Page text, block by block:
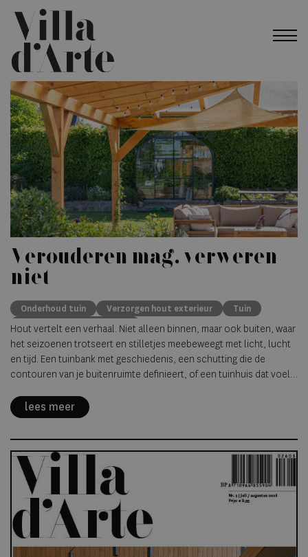
Verouderen mag, verweren
niet
Onderhoud tuin Verzorgen hout exterieur
Tuin
Onderhoud hout exterieur
Hout vertelt een verhaal. Niet alleen binnen, maar ook buiten, waar
het seizoenen trotseert en stilletjes meebeweegt met licht, lucht
en tijd. Een tuinbank met geschiedenis, een schutting die de
contouren van je buitenruimte definieert, of een tuinhuis dat voelt
het meer dan alleen functionele bescherming.
lees meer